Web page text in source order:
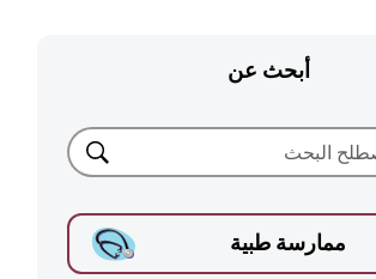
أبحث عن
ممارسة طبية